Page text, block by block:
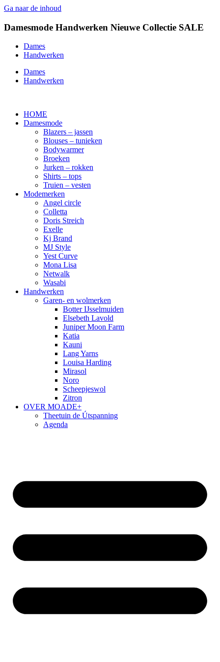
Ga naar de inhoud
Damesmode Handwerken Nieuwe Collectie SALE
Dames
Handwerken
Dames
Handwerken
HOME
Damesmode
Blazers – jassen
Blouses – tunieken
Bodywarmer
Broeken
Jurken – rokken
Shirts – tops
Truien – vesten
Modemerken
Angel circle
Colletta
Doris Streich
Exelle
Kj Brand
MJ Style
Yest Curve
Mona Lisa
Netwalk
Wasabi
Handwerken
Garen- en wolmerken
Botter IJsselmuiden
Elsebeth Lavold
Juniper Moon Farm
Katia
Kauni
Lang Yarns
Louisa Harding
Mirasol
Noro
Scheepjeswol
Zitron
OVER MOADE+
Theetuin de Útspanning
Agenda